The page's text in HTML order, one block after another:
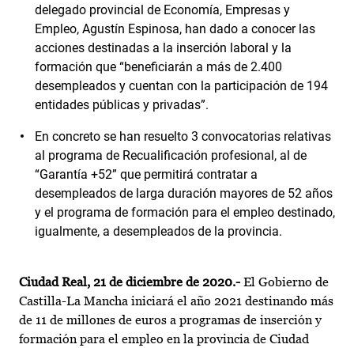
delegado provincial de Economía, Empresas y
Empleo, Agustín Espinosa, han dado a conocer las
acciones destinadas a la inserción laboral y la
formación que “beneficiarán a más de 2.400
desempleados y cuentan con la participación de 194
entidades públicas y privadas”.
En concreto se han resuelto 3 convocatorias relativas
al programa de Recualificación profesional, al de
“Garantía +52” que permitirá contratar a
desempleados de larga duración mayores de 52 años
y el programa de formación para el empleo destinado,
igualmente, a desempleados de la provincia.
Ciudad Real, 21 de diciembre de 2020.- El Gobierno de
Castilla-La Mancha iniciará el año 2021 destinando más
de 11 de millones de euros a programas de inserción y
formación para el empleo en la provincia de Ciudad